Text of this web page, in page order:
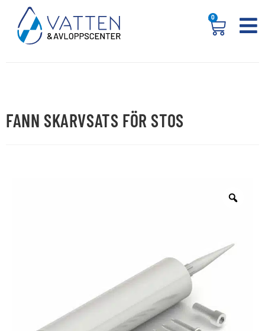
0
FANN SKARVSATS FÖR STOS